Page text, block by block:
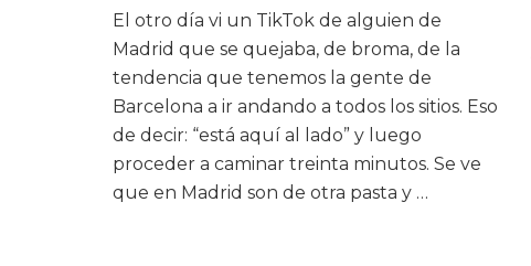
El otro día vi un TikTok de alguien de
Madrid que se quejaba, de broma, de la
tendencia que tenemos la gente de
Barcelona a ir andando a todos los sitios. Eso
de decir: “está aquí al lado” y luego
proceder a caminar treinta minutos. Se ve
que en Madrid son de otra pasta y …